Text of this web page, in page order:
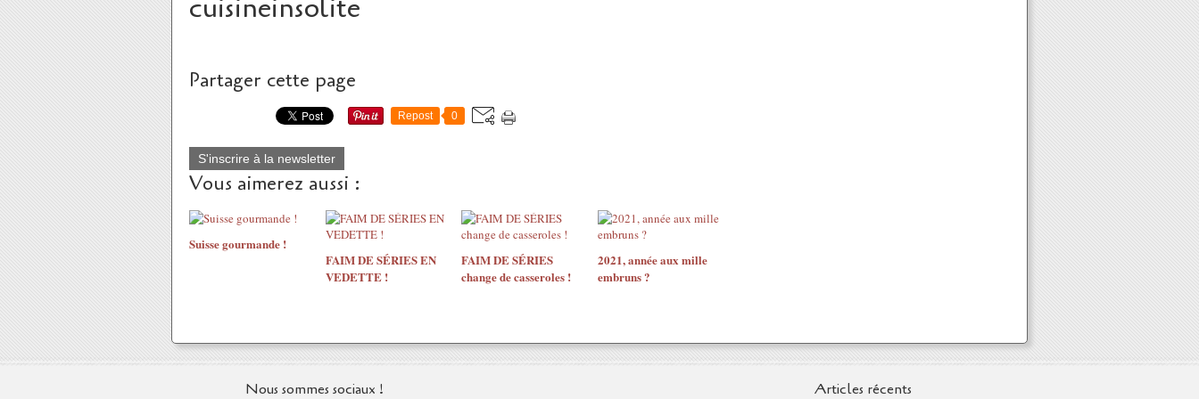
Partager cette page
Repost 0
S'inscrire à la newsletter
Vous aimerez aussi :
Suisse gourmande !
FAIM DE SÉRIES EN
VEDETTE !
FAIM DE SÉRIES
change de casseroles !
2021, année aux mille
embruns ?
Nous sommes sociaux ! Articles récents